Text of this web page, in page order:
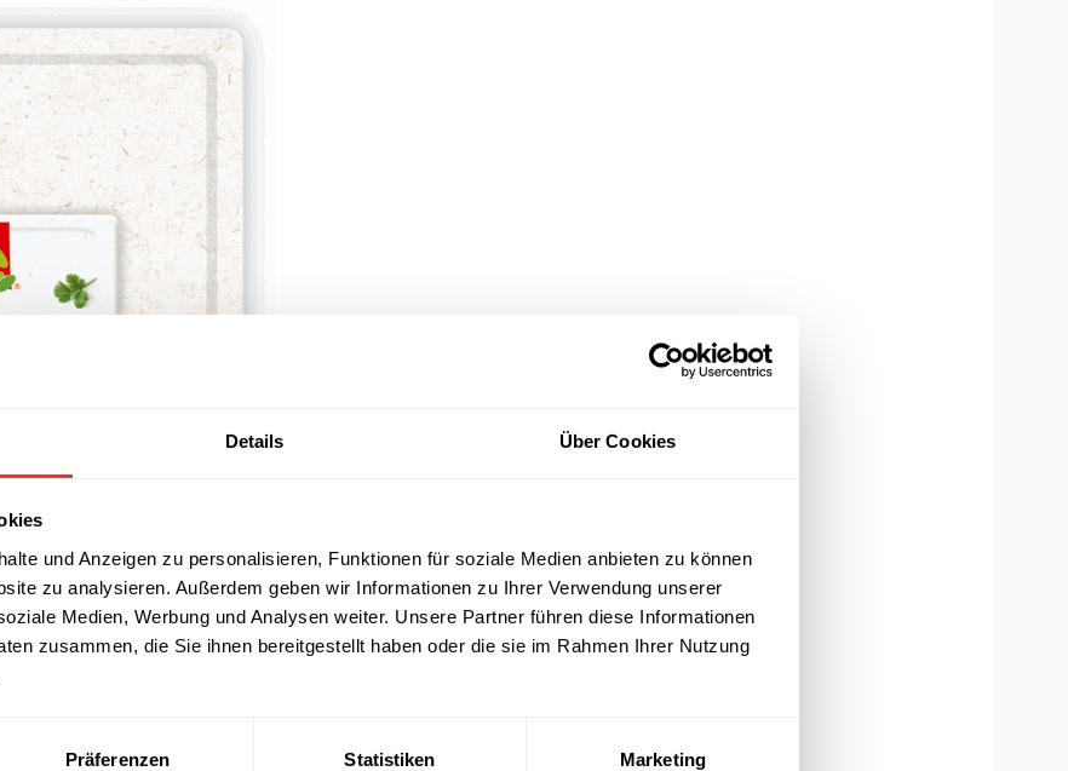
Details Über Cookies
und Anzeigen zu personalisieren, Funktionen für soziale Medien anbieten zu können
zu analysieren. Außerdem geben wir Informationen zu Ihrer Verwendung unserer
Medien, Werbung und Analysen weiter. Unsere Partner führen diese Informationen
zusammen, die Sie ihnen bereitgestellt haben oder die sie im Rahmen Ihrer Nutzung
Präferenzen Statistiken Marketing